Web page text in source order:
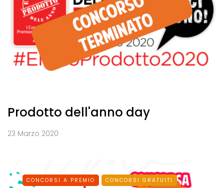
Prodotto dell'anno day
23 Marzo 2020
CONCORSI A PREMIO CONCORSI GRATUITI